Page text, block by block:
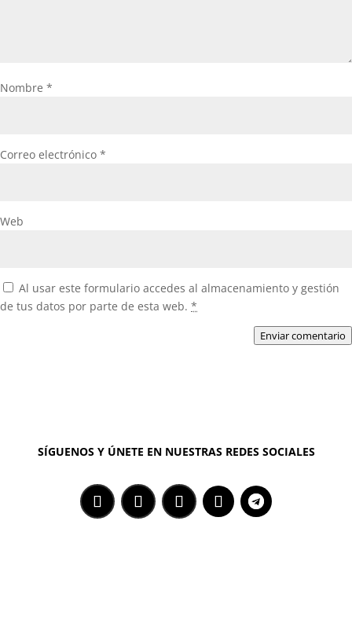
Nombre *
Correo electrónico *
Web
Al usar este formulario accedes al almacenamiento y gestión
de tus datos por parte de esta web. *
Enviar comentario
SÍGUENOS Y ÚNETE EN NUESTRAS REDES SOCIALES